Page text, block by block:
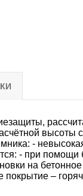
-
- при
на
–